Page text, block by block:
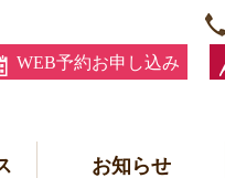
WEB予約お申し込み
お知らせ